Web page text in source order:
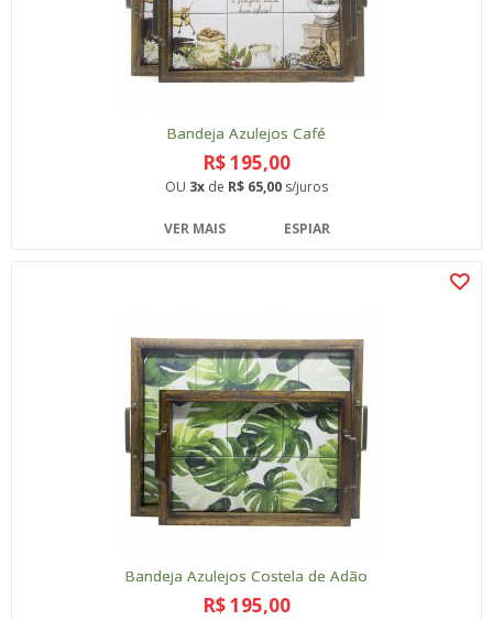
Bandeja Azulejos Café
R$ 195,00
OU 3x de R$ 65,00 s/juros
VER MAIS ESPIAR
Bandeja Azulejos Costela de Adão
R$ 195,00